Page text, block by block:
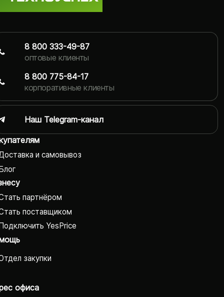
и самовывоз
партнёром
поставщиком
YesPrice
закупки
офиса
8 800 333-49-87
оптовые клиенты
8 800 775-84-17
корпоративные клиенты
Наш Telegram-канал